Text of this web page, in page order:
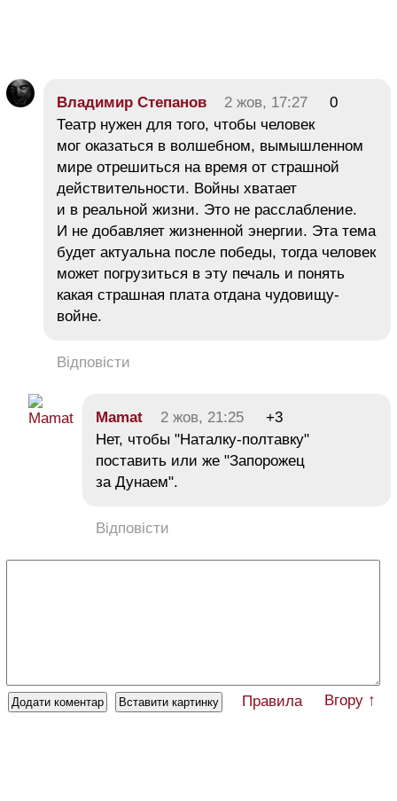
Владимир Степанов 2 жов, 17:27
0
Театр нужен для того, чтобы человек
мог оказаться в волшебном, вымышленном
мире отрешиться на время от страшной
действительности. Войны хватает
и в реальной жизни. Это не расслабление.
И не добавляет жизненной энергии. Эта тема
будет актуальна после победы, тогда человек
может погрузиться в эту печаль и понять
какая страшная плата отдана чудовищу-
войне.
Відповісти
Mamat 2 жов, 21:25
+3
Нет, чтобы "Наталку-полтавку"
поставить или же "Запорожец
за Дунаем".
Відповісти
Правила Вгору ↑